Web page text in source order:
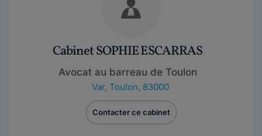
Cabinet SOPHIE ESCARRAS
Avocat au barreau de Toulon
Var, Toulon, 83000
Contacter ce cabinet